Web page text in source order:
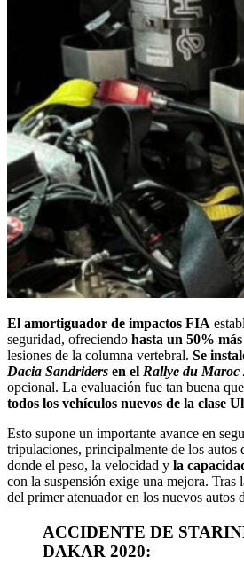
El amortiguador de impactos FIA
seguridad, ofreciendo hasta un 50%
lesiones de la columna vertebral. Se
Dacia Sandriders en el Rallye du Maroc
opcional. La evaluación fue tan buena que
todos los vehículos nuevos de la clase
Esto supone un importante avance en
tripulaciones, principalmente de los autos
donde el peso, la velocidad y la
con la suspensión exige una mejora. Tras
del primer atenuador en los nuevos autos
ACCIDENTE DE
DAKAR 2020: